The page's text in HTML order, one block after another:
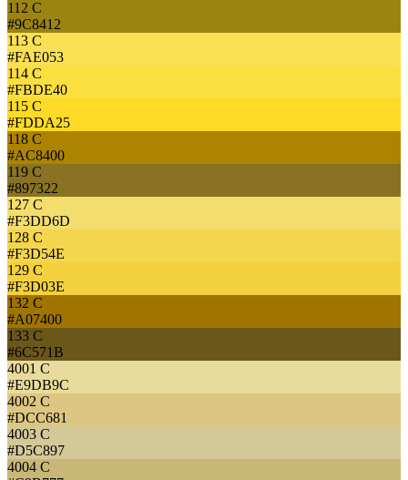
112 C
#9C8412
113 C
#FAE053
114 C
#FBDE40
115 C
#FDDA25
118 C
#AC8400
119 C
#897322
127 C
#F3DD6D
128 C
#F3D54E
129 C
#F3D03E
132 C
#A07400
133 C
#6C571B
4001 C
#E9DB9C
4002 C
#DCC681
4003 C
#D5C897
4004 C